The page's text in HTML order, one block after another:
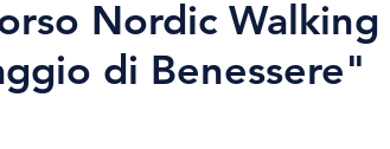
Nordic
di Benessere"